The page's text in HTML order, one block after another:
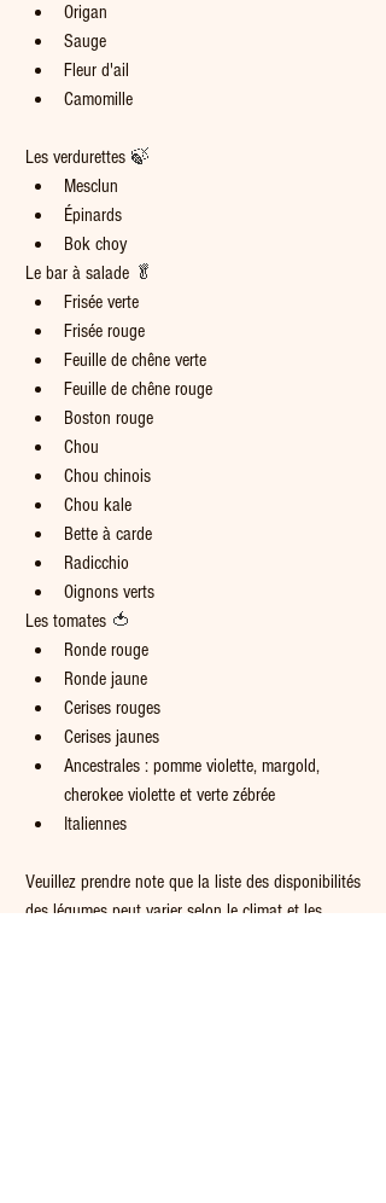
Origan
Sauge
Fleur d'ail
Camomille
Les verdurettes 🍃
Mesclun
Épinards
Bok choy
Le bar à salade 🥬
Frisée verte
Frisée rouge
Feuille de chêne verte
Feuille de chêne rouge
Boston rouge
Chou
Chou chinois
Chou kale
Bette à carde
Radicchio
Oignons verts
Les tomates 🍅
Ronde rouge
Ronde jaune
Cerises rouges
Cerises jaunes
Ancestrales : pomme violette, margold,
cherokee violette et verte zébrée
Italiennes
Veuillez prendre note que la liste des disponibilités
des légumes peut varier selon le climat et les